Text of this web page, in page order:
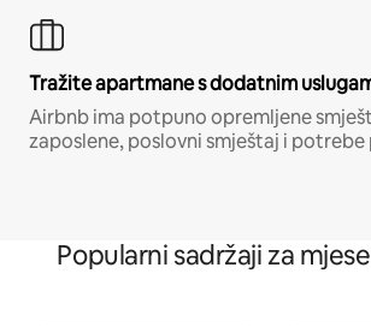
Tražite apartmane s dodatnim
Airbnb ima potpuno opremljene
zaposlene, poslovni smještaj i potrebe
Popularni sadržaji za